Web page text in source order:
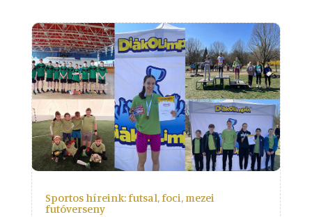
Sportos híreink: futsal, foci, mezei
futóverseny